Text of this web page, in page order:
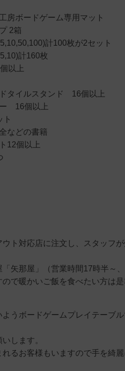
房ボードゲーム専用マット
2箱
計100枚が2セット
計160枚
以上
タイルスタンド 16個以上
ー 16個以上
ト
などの書籍
12個以上
ト対応店に注文し、スタッフ
「矢那屋」（営業時間17時半～
で暖かいご飯を食べたい方は
うボードゲームプレイテーブ
します。
るお客様もいますので手を綺